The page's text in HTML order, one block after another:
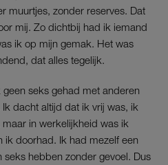
muurtjes, zonder reserves. Dat
mij. Zo dichtbij had ik iemand
ik op mijn gemak. Het was
dat alles tegelijk.
seks gehad met anderen
dacht altijd dat ik vrij was, ik
in werkelijkheid was ik
ik doorhad. Ik had mezelf een
hebben zonder gevoel. Dus